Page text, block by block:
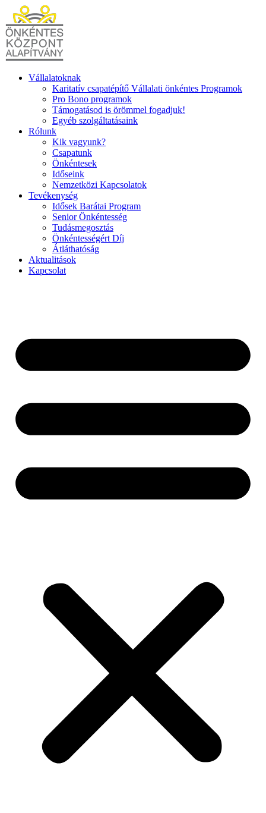
Ugrás
tartalomhoz
Vállalatoknak
Karitatív csapatépítő Vállalati önkéntes Programok
Pro Bono programok
Támogatásod is örömmel fogadjuk!
Egyéb szolgáltatásaink
Rólunk
Kik vagyunk?
Csapatunk
Önkéntesek
Időseink
Nemzetközi Kapcsolatok
Tevékenység
Idősek Barátai Program
Senior Önkéntesség
Tudásmegosztás
Önkéntességért Díj
Átláthatóság
Aktualitások
Kapcsolat